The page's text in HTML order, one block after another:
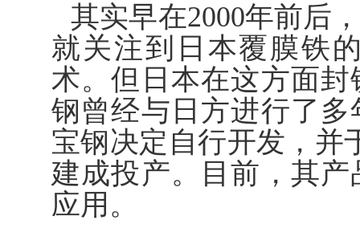
其实早在2000年前后
就关注到日本覆膜铁
术。但日本在这方面
钢曾经与日方进行了
宝钢决定自行开发，并
建成投产。目前，其
应用。